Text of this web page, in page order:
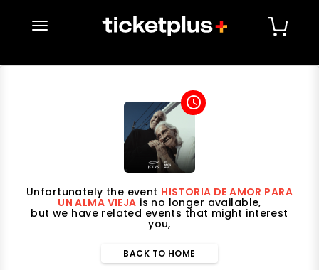
desplegar navegación
access_time
Unfortunately the event HISTORIA DE AMOR PARA
UN ALMA VIEJA is no longer available,
but we have related events that might interest
you,
BACK TO HOME